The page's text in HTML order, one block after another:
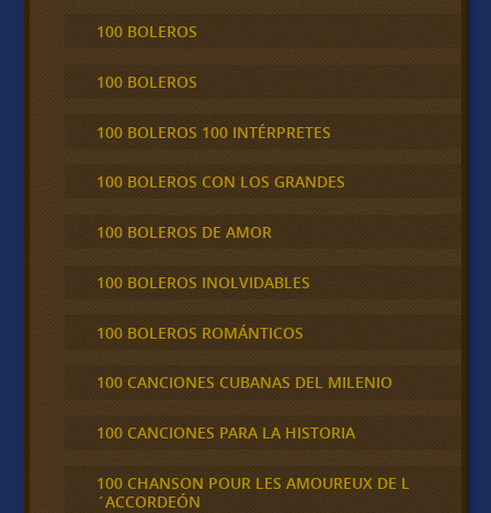
100 BOLEROS
100 BOLEROS
100 BOLEROS 100 INTÉRPRETES
100 BOLEROS CON LOS GRANDES
100 BOLEROS DE AMOR
100 BOLEROS INOLVIDABLES
100 BOLEROS ROMÁNTICOS
100 CANCIONES CUBANAS DEL MILENIO
100 CANCIONES PARA LA HISTORIA
100 CHANSON POUR LES AMOUREUX DE L
´ACCORDEÓN